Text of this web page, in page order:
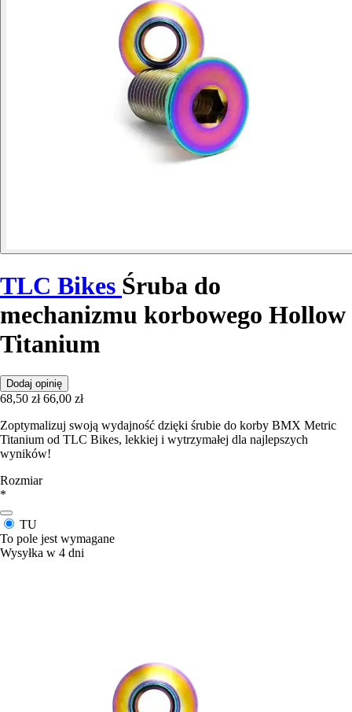
TLC Bikes Śruba do
mechanizmu korbowego Hollow
Titanium
Dodaj opinię
68,50 zł 66,00 zł
Zoptymalizuj swoją wydajność dzięki śrubie do korby BMX Metric
Titanium od TLC Bikes, lekkiej i wytrzymałej dla najlepszych
wyników!
Rozmiar
*
TU
To pole jest wymagane
Wysyłka w 4 dni